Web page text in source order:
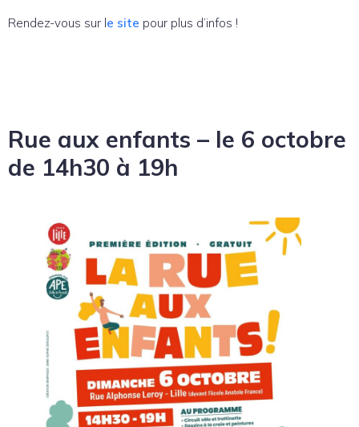
Rendez-vous sur l e site pour plus d’infos !
Rue aux enfants – le 6 octobre
de 14h30 à 19h